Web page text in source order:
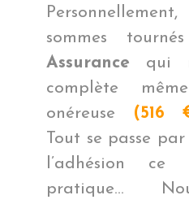
sommes
Assurance qui
complète
onéreuse
(516
Tout se passe
l’adhésion
pratique…